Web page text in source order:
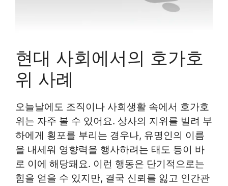
현대 사회에서의 호가호
위 사례
오늘날에도 조직이나 사회생활 속에서 호가호
위는 자주 볼 수 있어요. 상사의 지위를 빌려 부
하에게 횡포를 부리는 경우나, 유명인의 이름
을 내세워 영향력을 행사하려는 태도 등이 바
로 이에 해당돼요. 이런 행동은 단기적으로는
힘을 얻을 수 있지만, 결국 신뢰를 잃고 인간관